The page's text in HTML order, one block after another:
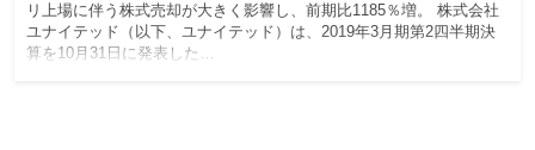
リ上場に伴う株式売却が大きく影響し、前期比1185％増。 株式会社
ユナイテッド（以下、ユナイテッド）は、2019年3月期第2四半期決
算を10月31日に発表した…